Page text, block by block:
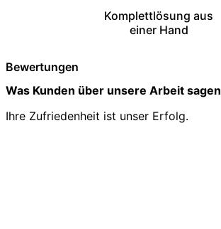
Komplettlösung aus
einer Hand
Bewertungen
Was Kunden über unsere Arbeit sagen
Ihre Zufriedenheit ist unser Erfolg.